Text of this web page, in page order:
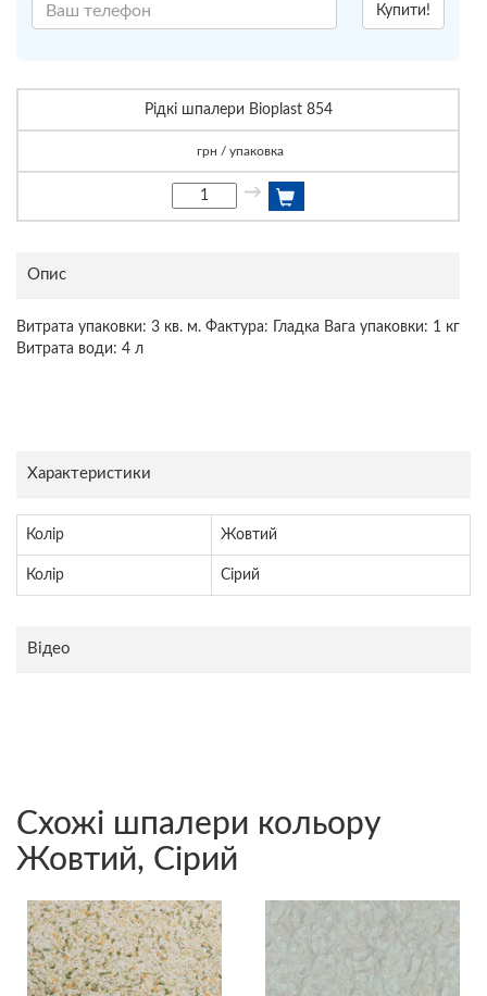
Купити!
Рідкі шпалери Bioplast 854
грн / упаковка
→
Опис
Витрата упаковки: 3 кв. м. Фактура: Гладка Вага упаковки: 1 кг
Витрата води: 4 л
Характеристики
Колір Жовтий
Колір Сірий
Відео
Схожі шпалери кольору
Жовтий, Сірий